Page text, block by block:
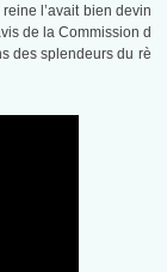
l’avait bien devin
de la Commission d
des splendeurs du rè